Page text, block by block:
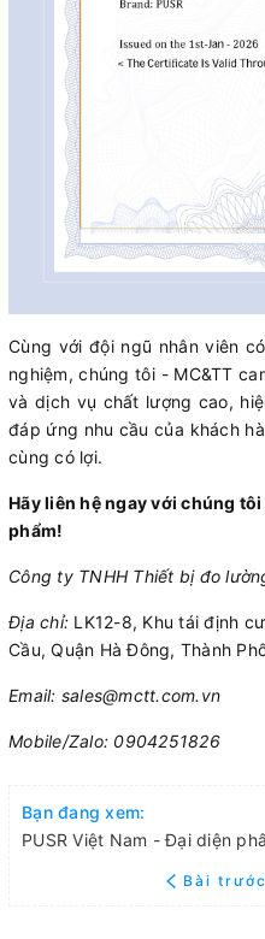
Cùng với đội ngũ nhân viên
nghiệm, chúng tôi - MC&TT
và dịch vụ chất lượng cao,
đáp ứng nhu cầu của khách
cùng có lợi.
Hãy liên hệ ngay với chúng
phẩm!
Công ty TNHH Thiết bị đo
Địa chỉ: LK12-8, Khu tái định
Cầu, Quận Hà Đông, Thành
Email: sales@mctt.com.vn
Mobile/Zalo: 0904251826
Bạn đang xem:
Bài trước